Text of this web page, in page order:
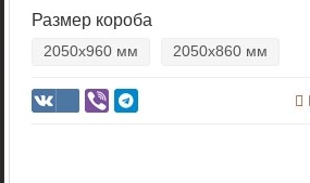
Размер короба
2050х960 мм 2050х860 мм